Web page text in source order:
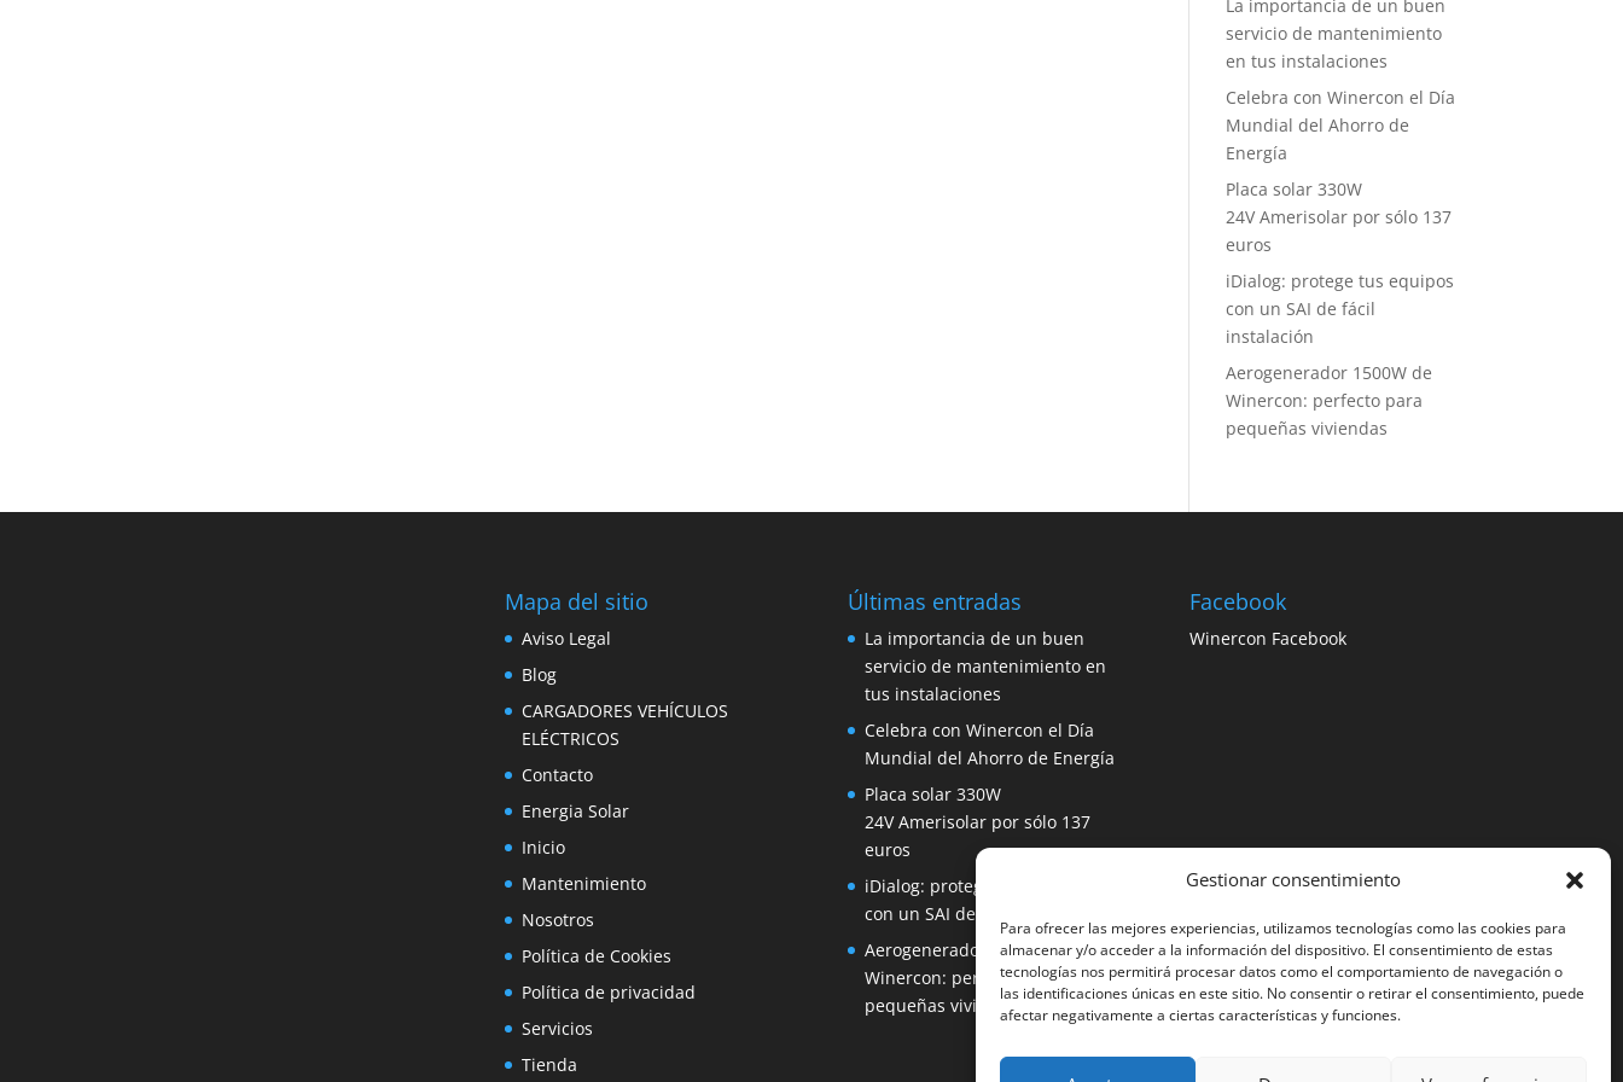
Gestionar consentimiento
Para ofrecer las mejores experiencias, utilizamos tecnologías como las cookies para
almacenar y/o acceder a la información del dispositivo. El consentimiento de estas
tecnologías nos permitirá procesar datos como el comportamiento de navegación o
las identificaciones únicas en este sitio. No consentir o retirar el consentimiento, puede
afectar negativamente a ciertas características y funciones.
La importancia de un buen
servicio de mantenimiento
en tus instalaciones
Celebra con Winercon el Día
Mundial del Ahorro de
Energía
Placa solar 330W
24V Amerisolar por sólo 137
euros
iDialog: protege tus equipos
con un SAI de fácil
instalación
Aerogenerador 1500W de
Winercon: perfecto para
pequeñas viviendas
Mapa del sitio
Aviso Legal
Blog
CARGADORES VEHÍCULOS
ELÉCTRICOS
Contacto
Energia Solar
Inicio
Mantenimiento
Nosotros
Política de Cookies
Política de privacidad
Servicios
Tienda
Últimas entradas
La importancia de un buen
servicio de mantenimiento en
tus instalaciones
Celebra con Winercon el Día
Mundial del Ahorro de Energía
Placa solar 330W
24V Amerisolar por sólo 137
euros
iDialog: protege tus equipos
con un SAI de fácil instalación
Aerogenerador 1500W de
Winercon: perfecto para
pequeñas viviendas
Facebook
Winercon Facebook